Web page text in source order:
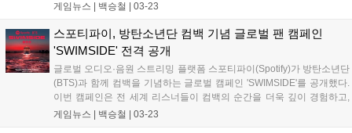
상시키는 에이수스 OLED Care Pro가 적용돼 장시간 작업이나 게임 플
용자의 위치를 감지해 자리를 비울 경우 자동으로 화면을 블랙으로 전환
하여 번인을 예방하는 Neo Proximity Sensor가 탑재되어 패널의 수명을
게임뉴스 | 백승철 03-23
스포티파이, 방탄소년단 컴백 기념 글로벌 팬 캠페인
'SWIMSIDE' 전격 공개
글로벌 오디오·음원 스트리밍 플랫폼 스포티파이(Spotify)가 방탄소년단
(BTS)과 함께 컴백을 기념하는 글로벌 캠페인 'SWIMSIDE'를 공개했다.
이번 캠페인은 전 세계 리스너들이 컴백의 순간을 더욱 깊이 경험하고,
아티스트와의 연결을 확장할 수 있도록 기획됐다. SWIMSIDE 캠페인은
게임뉴스 | 백승철 03-23